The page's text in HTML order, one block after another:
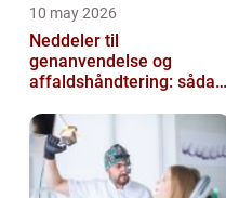
10 may 2026
Neddeler til
genanvendelse og
affaldshåndtering: sådan